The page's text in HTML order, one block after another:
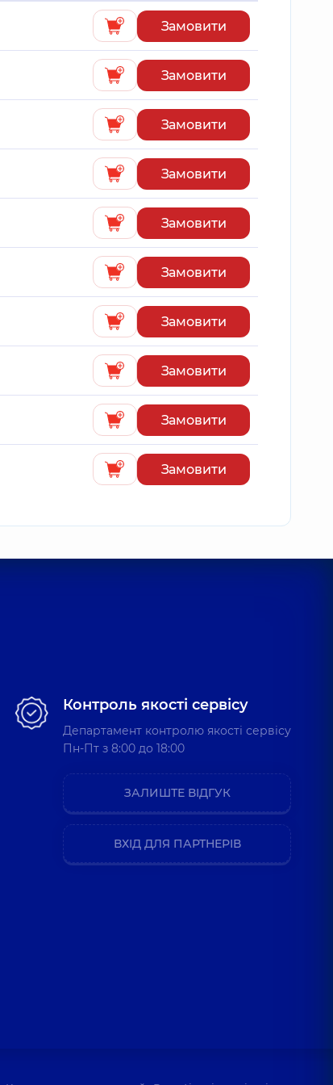
Замовити
Замовити
Замовити
Замовити
Замовити
Замовити
Замовити
Замовити
Замовити
Замовити
Контроль якості сервісу
Департамент контролю якості сервісу
Пн-Пт з 8:00 до 18:00
ЗАЛИШТЕ ВІДГУК
ВХІД ДЛЯ ПАРТНЕРІВ